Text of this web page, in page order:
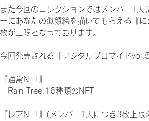
また今回のコレクションではメンバー1
ーにあなたの似顔絵を描いてもらえる『
枚が上限となっております。
今回発売される『デジタルブロマイド
『通常NFT』
Rain Tree:16種類のNFT
『レアNFT』(メンバー1人につき3枚上限